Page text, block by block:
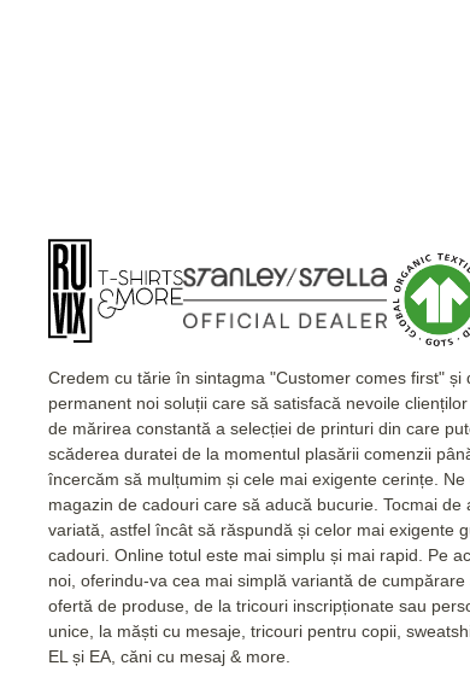
Credem cu tărie în sintagma "Customer comes first" și
permanent noi soluții care să satisfacă nevoile
de mărirea constantă a selecției de printuri din care
scăderea duratei de la momentul plasării comenzii
încercăm să mulțumim și cele mai exigente cerințe.
magazin de cadouri care să aducă bucurie. Tocmai de
variată, astfel încât să răspundă și celor mai exigente
cadouri. Online totul este mai simplu și mai rapid. Pe
noi, oferindu-va cea mai simplă variantă de
ofertă de produse, de la tricouri inscripționate sau
unice, la măști cu mesaje, tricouri pentru copii,
EL și EA, căni cu mesaj & more.